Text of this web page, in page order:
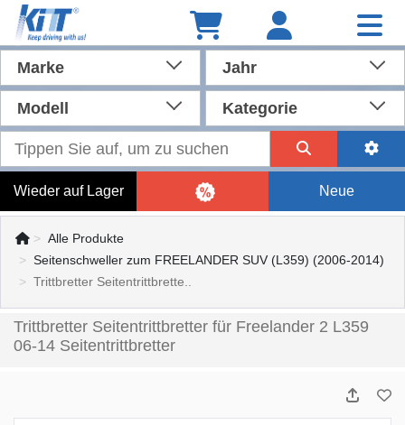
Marke Jahr
Modell Kategorie
Wieder auf Lager Neue
Alle Produkte
Seitenschweller zum FREELANDER SUV (L359) (2006-2014)
Trittbretter Seitentrittbrette..
Trittbretter Seitentrittbretter für Freelander 2 L359
06-14 Seitentrittbretter